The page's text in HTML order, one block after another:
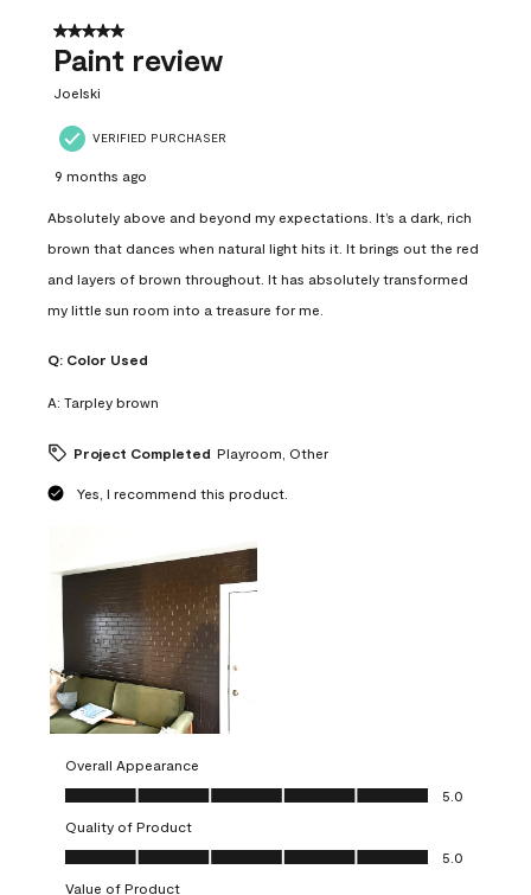
10
Reviews
5 out of 5 stars.
Paint review
Joelski
VERIFIED PURCHASER
9 months ago
Absolutely above and beyond my expectations. It’s a dark, rich
brown that dances when natural light hits it. It brings out the red
and layers of brown throughout. It has absolutely transformed
my little sun room into a treasure for me.
Q: Color Used
A: Tarpley brown
Project Completed Playroom, Other
Yes, I recommend this product.
Overall Appearance
Overall Appearance, 5.0 out of 5
5.0
Quality of Product
Quality of Product, 5.0 out of 5
5.0
Value of Product